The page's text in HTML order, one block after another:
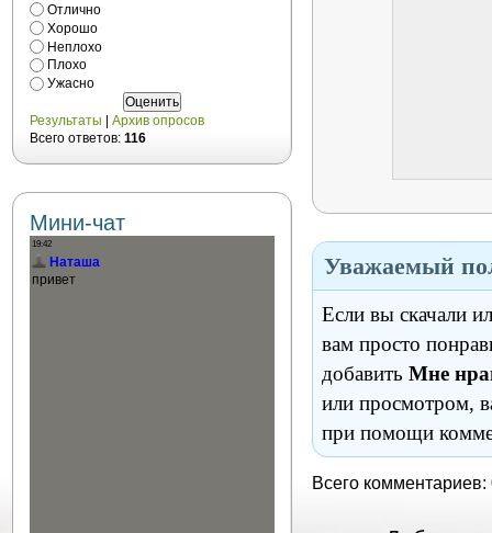
Уважаемый
Если вы скачали
вам просто
добавить Мне
или просмотром,
при помощи
Всего комментариев:
Отлично
Хорошо
Неплохо
Плохо
Ужасно
Результаты
Архив опросов
Всего ответов: 116
Мини-чат